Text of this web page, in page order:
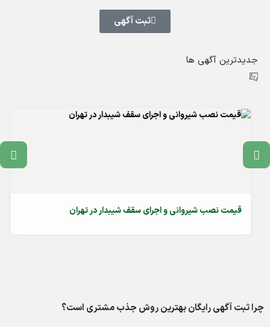
ثبت آگهی
جدیدترین آگهی ها
قیمت نصب شیروانی و اجرای سقف شیبدار در تهران
چرا ثبت آگهی رایگان بهترین روش جذب مشتری است؟